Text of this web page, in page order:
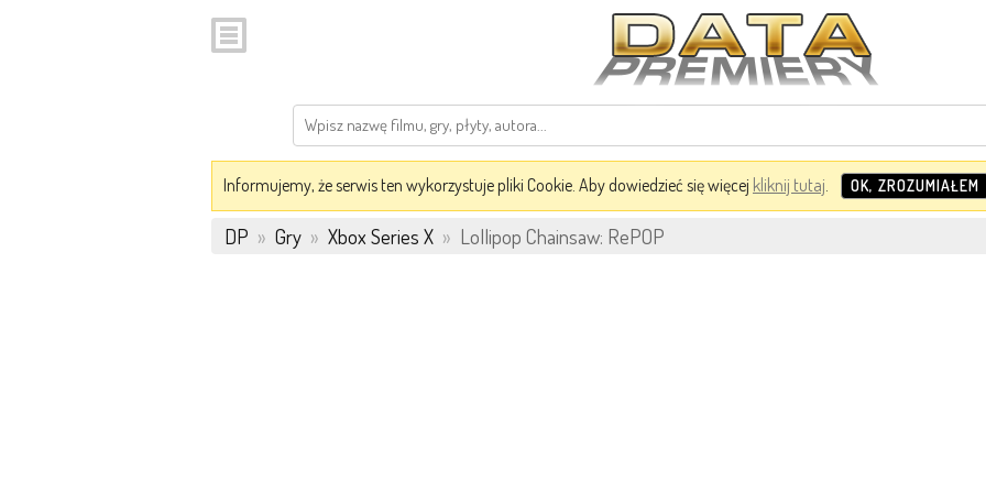
Informujemy, że serwis ten wykorzystuje pliki Cookie. Aby dowiedzieć się więcej kliknij tutaj. OK, ZROZUMIAŁEM
DP » Gry » Xbox Series X » Lollipop Chainsaw: RePOP